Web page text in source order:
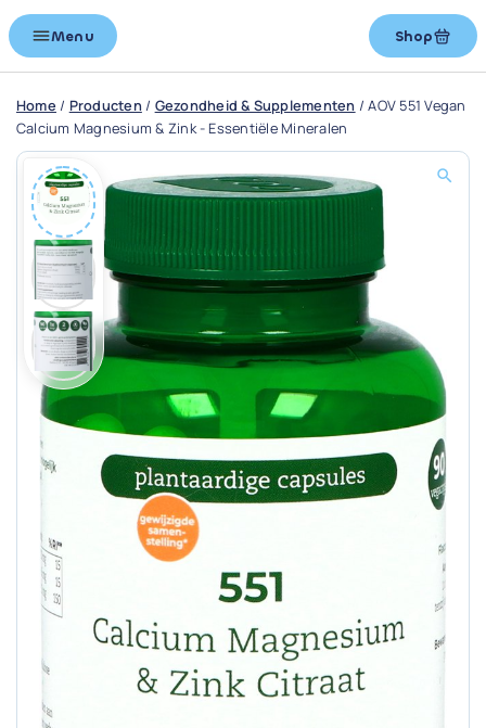
Menu Shop
Home / Producten/ Gezondheid & Supplementen /AOV 551 Vegan
Calcium Magnesium & Zink - Essentiële Mineralen